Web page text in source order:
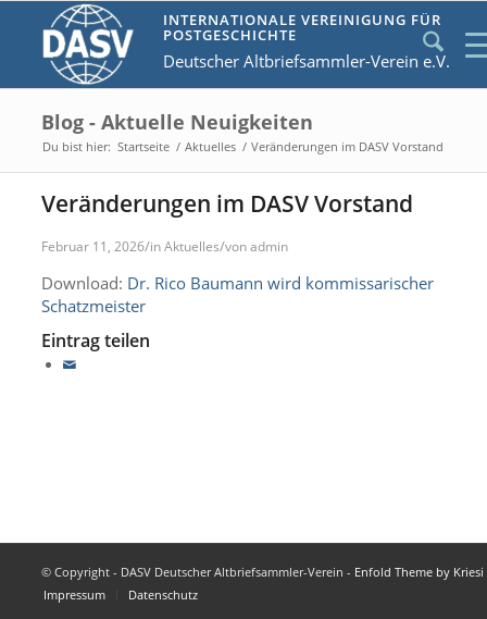
INTERNATIONALE VEREINIGUNG FÜR
POSTGESCHICHTE
Deutscher Altbriefsammler-Verein e.V.
Blog - Aktuelle Neuigkeiten
Du bist hier: Startseite / Aktuelles / Veränderungen im DASV Vorstand
Veränderungen im DASV Vorstand
Februar 11, 2026/inAktuelles/vonadmin
Download: Dr. Rico Baumann wird kommissarischer
Schatzmeister
Eintrag teilen
© Copyright - DASV Deutscher Altbriefsammler-Verein - Enfold Theme by Kriesi
Impressum
Datenschutz